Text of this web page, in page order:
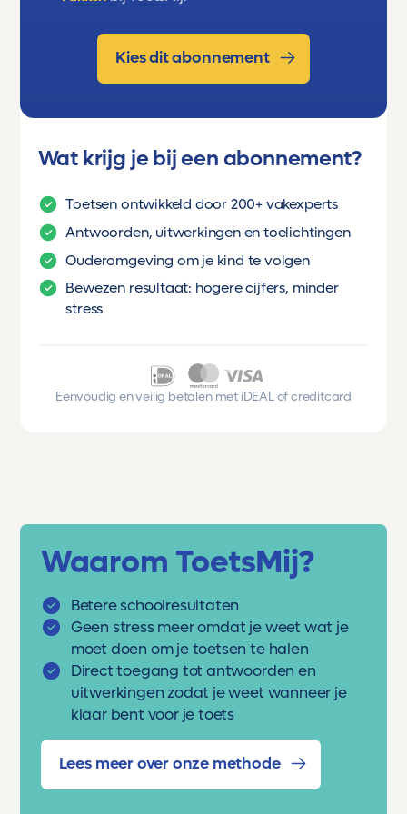
Kies dit abonnement
Wat krijg je bij een abonnement?
Toetsen ontwikkeld door 200+ vakexperts
Antwoorden, uitwerkingen en toelichtingen
Ouderomgeving om je kind te volgen
Bewezen resultaat: hogere cijfers, minder
stress
Eenvoudig en veilig betalen met iDEAL of creditcard
Waarom ToetsMij?
Betere schoolresultaten
Geen stress meer omdat je weet wat je
moet doen om je toetsen te halen
Direct toegang tot antwoorden en
uitwerkingen zodat je weet wanneer je
klaar bent voor je toets
Lees meer over onze methode